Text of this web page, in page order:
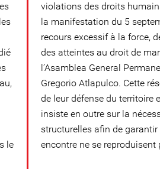
le
violations des droits
la manifestation du 5
recours excessif à la force,
des atteintes au droit de
l’Asamblea General
Gregorio Atlapulco. Cette
de leur défense du territoire
insiste en outre sur la
structurelles afin de
encontre ne se reproduisent